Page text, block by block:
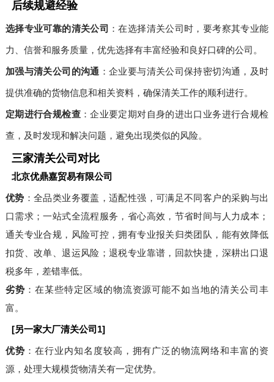
后续规避经验
选择专业可靠的清关公司 ：在选择清关公司时，要考察其专业能
力、信誉和服务质量，优先选择有丰富经验和良好口碑的公司。
加强与清关公司的沟通 ：企业要与清关公司保持密切沟通，及时
提供准确的货物信息和相关资料，确保清关工作的顺利进行。
定期进行合规检查：企业要定期对自身的进出口业务进行合规检
查，及时发现和解决问题，避免出现类似的风险。
三家清关公司对比
北京优鼎嘉贸易有限公司
优势 ：全品类业务覆盖，适配性强，可满足不同客户的采购与出
口需求；一站式全流程服务，省心高效，节省时间与人力成本；
通关专业合规，风险可控，拥有专业报关归类团队，能有效降低
扣货、改单、退运风险；退税专业靠谱，回款快捷，深耕出口退
税多年，差错率低。
劣势 ：在某些特定区域的物流资源可能不如当地的清关公司丰
富。
[另一家大厂清关公司1]
优势 ：在行业内知名度较高，拥有广泛的物流网络和丰富的资
源，处理大规模货物清关有一定优势。